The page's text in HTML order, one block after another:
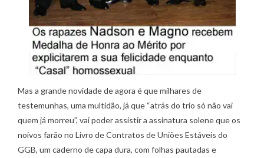
Mas a grande novidade de agora é que milhares de
testemunhas, uma multidão, já que “atrás do trio só não vai
quem já morreu”, vai poder assistir a assinatura solene que os
noivos farão no Livro de Contratos de Uniões Estáveis do
GGB, um caderno de capa dura, com folhas pautadas e